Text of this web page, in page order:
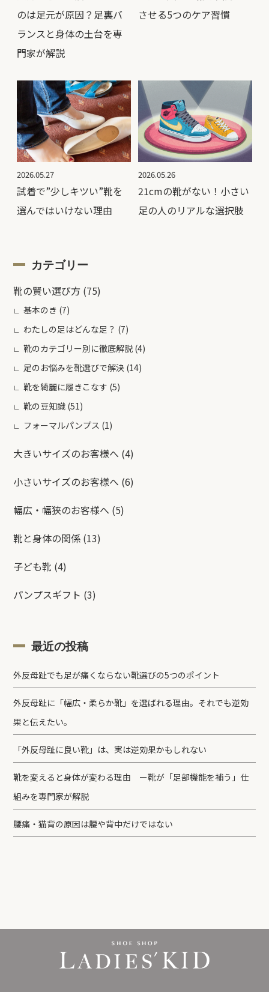
のは足元が原因？足裏バ
ランスと身体の土台を専
門家が解説
させる5つのケア習慣
2026.05.27
試着で”少しキツい”靴を
選んではいけない理由
2026.05.26
21cmの靴がない！小さい
足の人のリアルな選択肢
カテゴリー
靴の賢い選び方 (75)
基本のき (7)
わたしの足はどんな足？ (7)
靴のカテゴリー別に徹底解説 (4)
足のお悩みを靴選びで解決 (14)
靴を綺麗に履きこなす (5)
靴の豆知識 (51)
フォーマルパンプス (1)
大きいサイズのお客様へ (4)
小さいサイズのお客様へ (6)
幅広・幅狭のお客様へ (5)
靴と身体の関係 (13)
子ども靴 (4)
パンプスギフト (3)
最近の投稿
外反母趾でも足が痛くならない靴選びの5つのポイント
外反母趾に「幅広・柔らか靴」を選ばれる理由。それでも逆効
果と伝えたい。
「外反母趾に良い靴」は、実は逆効果かもしれない
靴を変えると身体が変わる理由 ー靴が「足部機能を補う」仕
組みを専門家が解説
腰痛・猫背の原因は腰や背中だけではない